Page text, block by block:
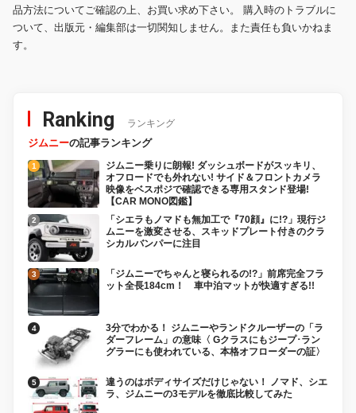
品方法についてご確認の上、お買い求め下さい。 購入時のトラブルに
ついて、出版元・編集部は一切関知しません。また責任も負いかねま
す。
Ranking ランキング
ジムニーの記事ランキング
ジムニー乗りに朗報! ダッシュボードがスッキリ、
オフロードでも外れない! サイド＆フロントカメラ
映像をベスポジで確認できる専用スタンド登場!
【CAR MONO図鑑】
「シエラもノマドも無加工で『70顔』に!?」現行ジ
ムニーを激変させる、スキッドプレート付きのクラ
シカルバンパーに注目
「ジムニーでちゃんと寝られるの!?」前席完全フラ
ット全長184cm！ 車中泊マットが快適すぎる!!
3分でわかる！ ジムニーやランドクルーザーの「ラ
ダーフレーム」の意味〈 Gクラスにもジープ･ラン
グラーにも使われている、本格オフローダーの証〉
違うのはボディサイズだけじゃない！ ノマド、シエ
ラ、ジムニーの3モデルを徹底比較してみた